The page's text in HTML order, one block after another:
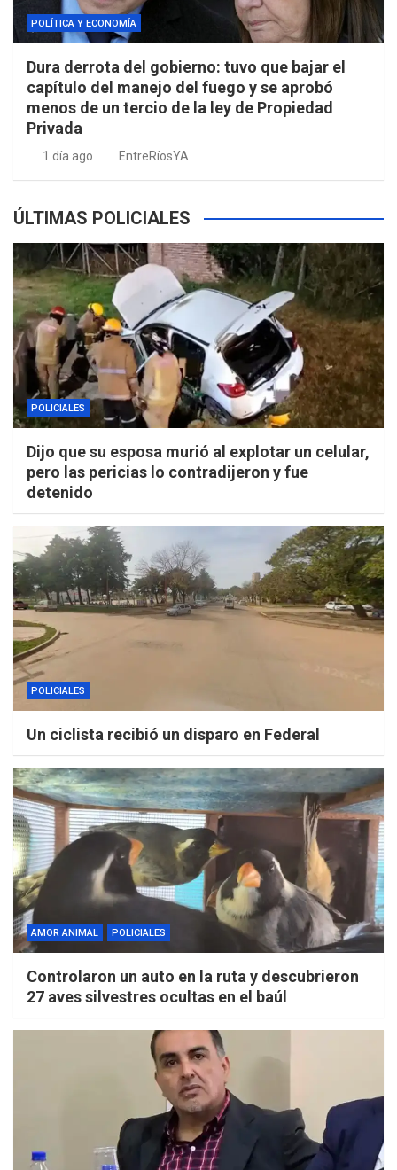
POLÍTICA Y ECONOMÍA
Dura derrota del gobierno: tuvo que bajar el
capítulo del manejo del fuego y se aprobó
menos de un tercio de la ley de Propiedad
Privada
1 día ago EntreRíosYA
ÚLTIMAS POLICIALES
POLICIALES
Dijo que su esposa murió al explotar un celular,
pero las pericias lo contradijeron y fue
detenido
POLICIALES
Un ciclista recibió un disparo en Federal
AMOR ANIMAL POLICIALES
Controlaron un auto en la ruta y descubrieron
27 aves silvestres ocultas en el baúl